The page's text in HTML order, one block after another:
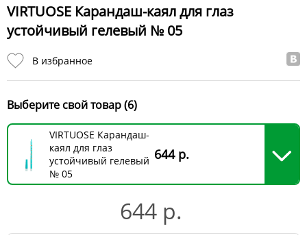
VIRTUOSE Карандаш-каял для глаз
устойчивый гелевый № 05
В избранное
Выберите свой товар (6)
VIRTUOSE Карандаш-
каял для глаз
устойчивый гелевый
№ 05
644 р.
644 р.